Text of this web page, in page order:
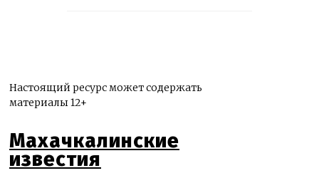
Настоящий ресурс может содержать
материалы 12+
Махачкалинские
известия